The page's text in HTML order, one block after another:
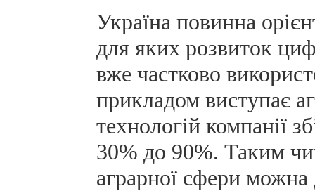
Україна повинна
для яких розвиток
вже частково
прикладом виступає
технологій компанії
30% до 90%. Таким
аграрної сфери можна